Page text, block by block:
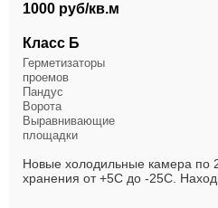
1000 руб/кв.м
Класс Б
Герметизаторы
проемов
Пандус
Ворота
Выравнивающие
площадки
Новые холодильные камера по
хранения от +5С до -25С.